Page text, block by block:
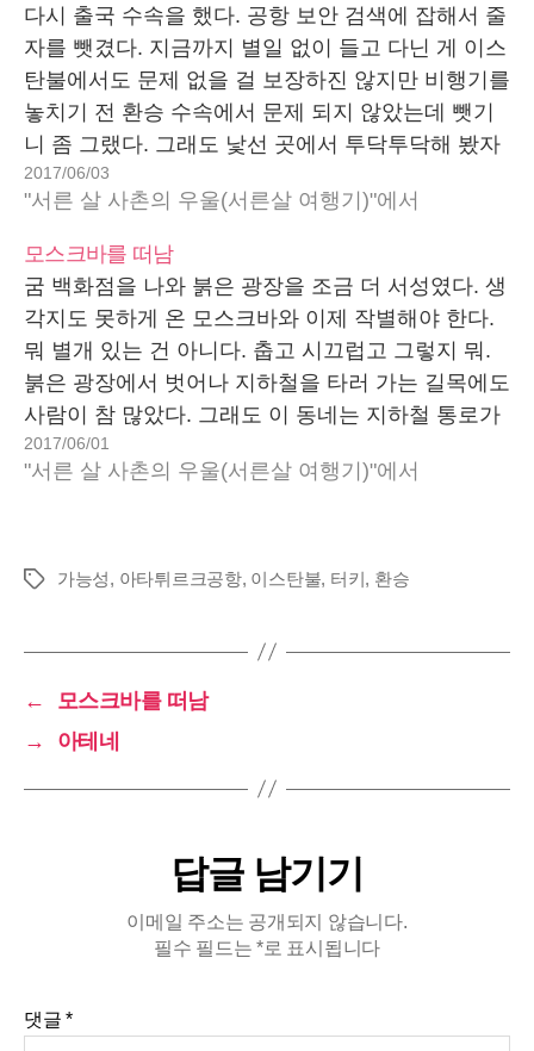
다시 출국 수속을 했다. 공항 보안 검색에 잡해서 줄
자를 뺏겼다. 지금까지 별일 없이 들고 다닌 게 이스
탄불에서도 문제 없을 걸 보장하진 않지만 비행기를
놓치기 전 환승 수속에서 문제 되지 않았는데 뺏기
니 좀 그랬다. 그래도 낯선 곳에서 투닥투닥해 봤자
좋을 거 없어보이고 줄자 비싼 것도 아니니 버리는
거지 뭐. 30리터도 안되는…
2017/06/03
"서른 살 사촌의 우울(서른살 여행기)"에서
모스크바를 떠남
굼 백화점을 나와 붉은 광장을 조금 더 서성였다. 생
각지도 못하게 온 모스크바와 이제 작별해야 한다.
뭐 별개 있는 건 아니다. 춥고 시끄럽고 그렇지 뭐.
붉은 광장에서 벗어나 지하철을 타러 가는 길목에도
사람이 참 많았다. 그래도 이 동네는 지하철 통로가
모두 일방통행이어서 발만 맞춰 걸으면 마주 오는
사람과 부딪히거나 할 일은…
2017/06/01
"서른 살 사촌의 우울(서른살 여행기)"에서
태
가능성, 아타튀르크공항, 이스탄불, 터키, 환승
←
모스크바를 떠남
→
아테네
답글 남기기
이메일 주소는 공개되지 않습니다.
필수 필드는*로 표시됩니다
댓글*